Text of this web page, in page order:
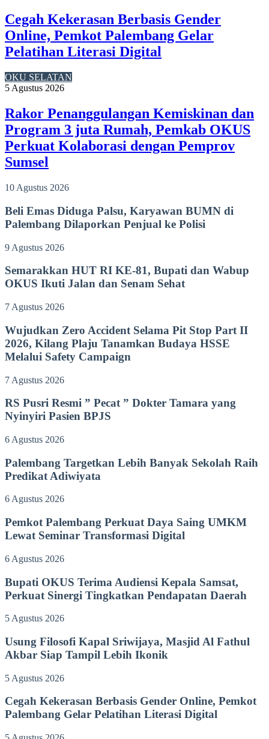
Cegah Kekerasan Berbasis Gender
Online, Pemkot Palembang Gelar
Pelatihan Literasi Digital
OKU SELATAN
5 Agustus 2026
Rakor Penanggulangan Kemiskinan dan
Program 3 juta Rumah, Pemkab OKUS
Perkuat Kolaborasi dengan Pemprov
Sumsel
10 Agustus 2026
Beli Emas Diduga Palsu, Karyawan BUMN di
Palembang Dilaporkan Penjual ke Polisi
9 Agustus 2026
Semarakkan HUT RI KE-81, Bupati dan Wabup
OKUS Ikuti Jalan dan Senam Sehat
7 Agustus 2026
Wujudkan Zero Accident Selama Pit Stop Part II
2026, Kilang Plaju Tanamkan Budaya HSSE
Melalui Safety Campaign
7 Agustus 2026
RS Pusri Resmi ” Pecat ” Dokter Tamara yang
Nyinyiri Pasien BPJS
6 Agustus 2026
Palembang Targetkan Lebih Banyak Sekolah Raih
Predikat Adiwiyata
6 Agustus 2026
Pemkot Palembang Perkuat Daya Saing UMKM
Lewat Seminar Transformasi Digital
6 Agustus 2026
Bupati OKUS Terima Audiensi Kepala Samsat,
Perkuat Sinergi Tingkatkan Pendapatan Daerah
5 Agustus 2026
Usung Filosofi Kapal Sriwijaya, Masjid Al Fathul
Akbar Siap Tampil Lebih Ikonik
5 Agustus 2026
Cegah Kekerasan Berbasis Gender Online, Pemkot
Palembang Gelar Pelatihan Literasi Digital